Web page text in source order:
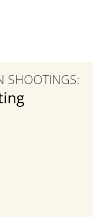
SHOOTINGS: